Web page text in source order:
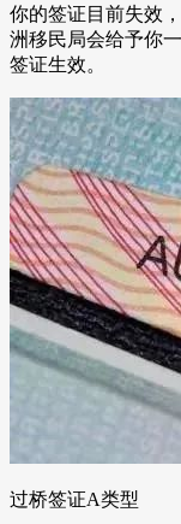
你的签证目前失效
洲移民局会给予你
签证生效。
过桥签证A类型